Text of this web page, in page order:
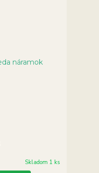
Skladom 1 ks